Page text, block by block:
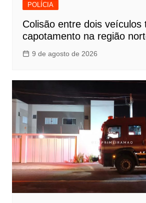
POLÍCIA
Colisão entre dois veículos
capotamento na região
9 de agosto de 2026